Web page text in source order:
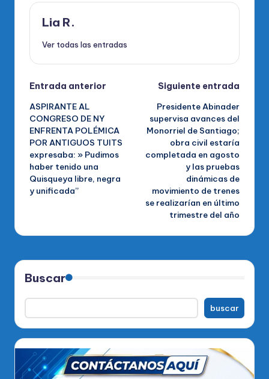
Lia R.
Ver todas las entradas
Navegación
de
entradas
Entrada anterior
ASPIRANTE AL
CONGRESO DE NY
ENFRENTA POLÉMICA
POR ANTIGUOS TUITS
expresaba: » Pudimos
haber tenido una
Quisqueya libre, negra
y unificada”
Siguiente entrada
Presidente Abinader
supervisa avances del
Monorriel de Santiago;
obra civil estaría
completada en agosto
y las pruebas
dinámicas de
movimiento de trenes
se realizarían en último
trimestre del año
Buscar
buscar